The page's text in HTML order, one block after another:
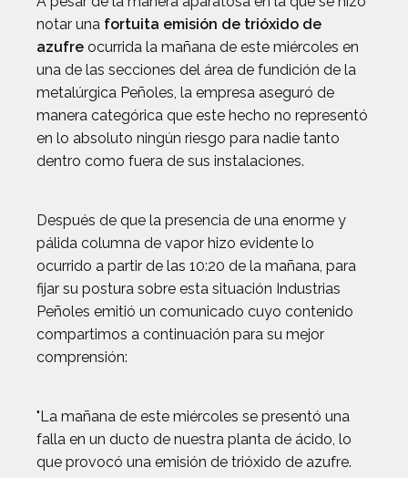
notar una fortuita emisión de trióxido de
azufre ocurrida la mañana de este miércoles en
una de las secciones del área de fundición de la
metalúrgica Peñoles, la empresa aseguró de
manera categórica que este hecho no representó
en lo absoluto ningún riesgo para nadie tanto
dentro como fuera de sus instalaciones.
Después de que la presencia de una enorme y
pálida columna de vapor hizo evidente lo
ocurrido a partir de las 10:20 de la mañana, para
fijar su postura sobre esta situación Industrias
Peñoles emitió un comunicado cuyo contenido
compartimos a continuación para su mejor
comprensión:
"La mañana de este miércoles se presentó una
falla en un ducto de nuestra planta de ácido, lo
que provocó una emisión de trióxido de azufre.